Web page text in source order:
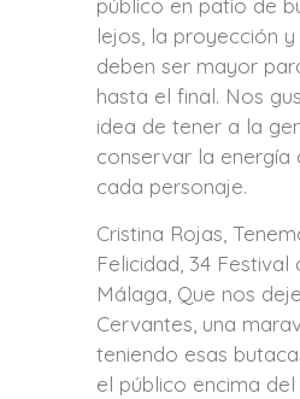
lejos, la proyección
deben ser mayor
hasta el final. Nos
idea de tener a la
conservar la energía
cada personaje.
Cristina Rojas,
Felicidad, 34
Málaga, Que nos
Cervantes, una
teniendo esas
el público encima del